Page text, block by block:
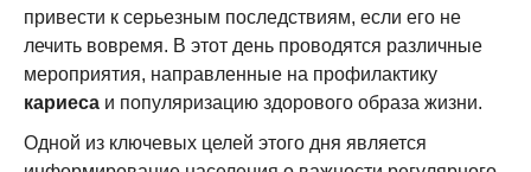
привести к серьезным последствиям, если его не
лечить вовремя. В этот день проводятся различные
мероприятия, направленные на профилактику
кариеса и популяризацию здорового образа жизни.
Одной из ключевых целей этого дня является